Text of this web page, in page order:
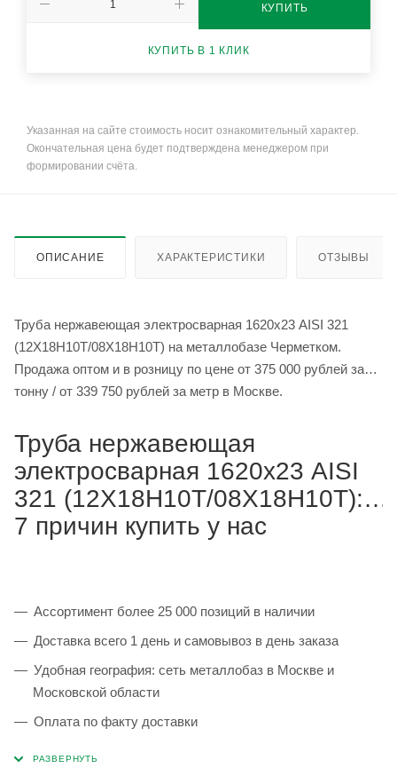
КУПИТЬ
КУПИТЬ В 1 КЛИК
Указанная на сайте стоимость носит ознакомительный характер.
Окончательная цена будет подтверждена менеджером при
формировании счёта.
ОПИСАНИЕ ХАРАКТЕРИСТИКИ ОТЗЫВЫ
Труба нержавеющая электросварная 1620х23 AISI 321
(12Х18Н10Т/08Х18Н10Т) на металлобазе Черметком.
Продажа оптом и в розницу по цене от 375 000 рублей за
тонну / от 339 750 рублей за метр в Москве.
Труба нержавеющая
электросварная 1620х23 AISI
321 (12Х18Н10Т/08Х18Н10Т):
7 причин купить у нас
Ассортимент более 25 000 позиций в наличии
Доставка всего 1 день и самовывоз в день заказа
Удобная география: сеть металлобаз в Москве и
Московской области
Оплата по факту доставки